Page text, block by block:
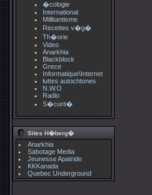
�cologie
International
Millitantisme
Recettes v�g�
Th�orie
Video
Anarkhia
Blackblock
Grece
Informatique\Internet
luttes autochtones
N.W.O
Radio
S�curit�
Sites H�berg�
Anarkhia
Sabotage Media
Jeunesse Apatride
KKKanada
Quebec Underground